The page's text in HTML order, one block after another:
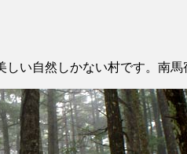
い自然しかない村です。南馬